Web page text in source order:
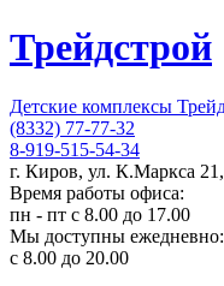
Трейдстрой
Детские комплексы
(8332) 77-77-32
8-919-515-54-34
г. Киров, ул. К.Маркса
Время работы офиса:
пн - пт с 8.00 до 17.00
Мы доступны ежедневно:
с 8.00 до 20.00